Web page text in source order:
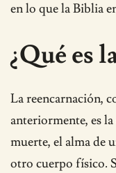
en lo que la Biblia
¿Qué es
La reencarnación,
anteriormente, es la
muerte, el alma de
otro cuerpo físico.